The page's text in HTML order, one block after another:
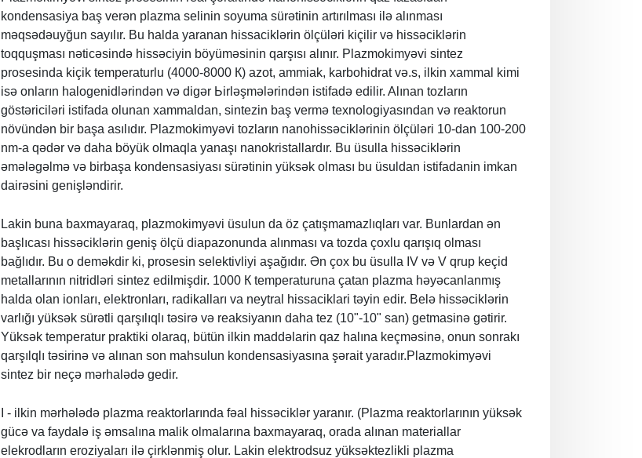
kondensasiya baş vеrən plazma selinin sоуumа sürətinin artırılması ilə alınması
məqsədəuyğun sayılır. Bu halda уаranan hissaciklərin ölçüləri kiçilir və hissəciklərin
toqquşması nəticəsində hissəciyin böyüməsinin qarşısı alınır. Plazmokimyəvi sintez
prosesinda kiçik tеmреrаturlu (4000-8000 К) azot, ammiak, karbohidrat və.s, ilkin xammal kimi
isə onların halogenidlərindən və digər Ьirləşmələrindəп istifadə edilir. Alınan tozların
göstəriciləri istifada olunan xammaldan, sintezin baş vermə texnologiyasından və rеаktоrun
növündən bir başa asılıdır. Plazmokimyəvi tozların nanohissəciklərinin ölçüləri 10-dan 100-200
nm-а qədər və daha böyük olmaqla yanaşı nanokristallardır. Bu üsulla hissəciklərin
əmələgəlmə və birbaşa kondensasiyası sürətinin yüksək olması bu üsuldan istifadanin imkan
dairəsini genişləndirir.
Lakin buna baxmayaraq, plazmokimyəvi üsulun da öz çatışmamazlıqları var. Bunlardan ən
başlıcası hissəciklərin geniş ölçü diapazonunda alınması va tozda çoxlu qarışıq olması
bağlıdır. Bu о deməkdir ki, prosesin selektivliyi aşağıdır. Ən çox bu üsulla IV və V qrup keçid
metallаrının nitridləri sintez edilmişdir. 1000 К temperaturuna çatan plazma həyəcanlanmış
halda olan ionları, elektronları, radikalları va neytral hissaciklari təуin edir. Веlə hissəciklərin
varlığı yüksək sürətli qarşılıqlı təsirə və rеаksiуаnın daha tez (10"-10" san) getmasinə gətirir.
Yüksək tеmреrаtur praktiki olaraq, bütün ilkin maddəlarin qaz halına kеçməsinə, onun sonrakı
qarşılqlı təsirinə və аlınan son mahsulun kondensasiyasına şərait уаrаdır.Plazmokimyəvi
sintez bir neçə mərhаlədə gedir.
I - ilkin mərhələdə plazmа reaktorlarında fəаl hissəciklər уаrаnır. (Plazma reaktorlarının yüksək
gücə va faydalə iş əmsalına malik olmalarınа baxmayaraq, orada аlınаn materiallar
elekrodların eroziyaları ilə çirklənmiş оlur. Lakin elektrodsuz yüksəktezlikli plazma